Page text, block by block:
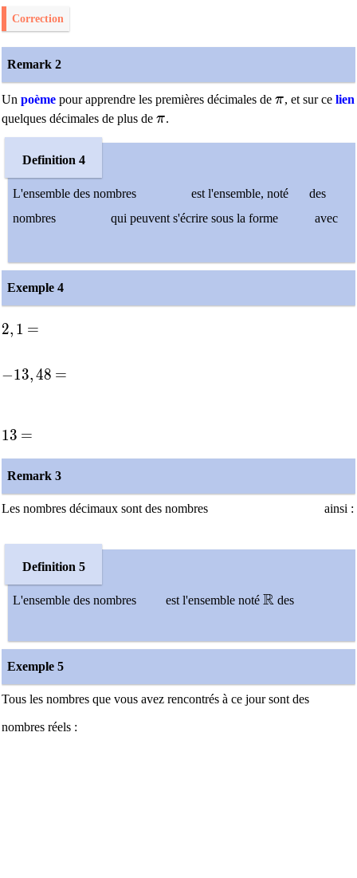
Correction
Remark 2
Un poème pour apprendre les premières décimales de \pi
π, et sur ce lien
quelques décimales de plus de \pi
π.
Definition 4
L'ensemble des nombres est l'ensemble, noté
des
nombres
qui peuvent s'écrire sous la forme avec
Exemple 4
2,1
2, 1 =
-13,48
−13,48 =
13
13 =
Remark 3
Les nombres décimaux sont des nombres ainsi :
Definition 5
L'ensemble des nombres est l'ensemble noté \mathbb{R}
R des
Exemple 5
Tous les nombres que vous avez rencontrés à ce jour sont des
nombres réels :